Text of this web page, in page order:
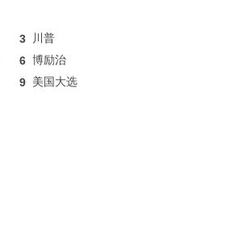
3 川普
6 博励治
9 美国大选